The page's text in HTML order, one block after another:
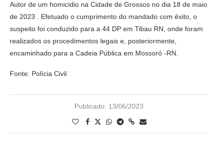
Autor de um homicidio na Cidade de Grossos no dia 18 de maio
de 2023 . Efetuado o cumprimento do mandado com êxito, o
suspeito foi conduzido para a 44 DP em Tibau RN, onde foram
realizados os procedimentos legais e, posteriormente,
encaminhado para a Cadeia Pública em Mossoró -RN.
Fonte: Polícia Civil
Publicado: 13/06/2023